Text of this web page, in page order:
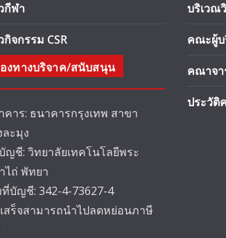
กีฬา
จกรรม CSR
งทางบริจาค/สนับสนุน
คาร: ธนาคารกรุงเทพ สาขา
ละมุง
ญชี: วิทยาลัยเทคโนโลยีพระ
ไถ่ พัทยา
ที่บัญชี: 342-4-73627-4
สร็จสามารถนำไปลดหย่อนภาษี
บริเวณ
คณะผู้บ
คณาจา
ประวัติ